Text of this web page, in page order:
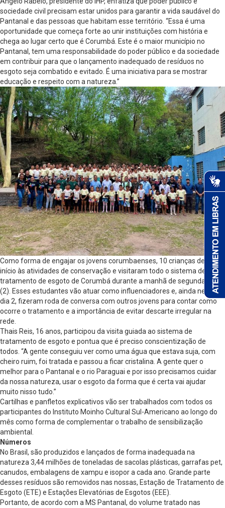
sociedade civil precisam estar unidos para garantir a vida saudável do
Pantanal e das pessoas que habitam esse território. “Essa é uma
oportunidade que começa forte ao unir instituições com história e
chega ao lugar certo que é Corumbá. Este é o maior município no
Pantanal, tem uma responsabilidade do poder público e da sociedade
em contribuir para que o lançamento inadequado de resíduos no
esgoto seja combatido e evitado. É uma iniciativa para se mostrar
educação e respeito com a natureza.”
Como forma de engajar os jovens corumbaenses, 10 crianças deram
início às atividades de conservação e visitaram todo o sistema de
tratamento de esgoto de Corumbá durante a manhã de segunda-feira
(2). Esses estudantes vão atuar como influenciadores e, ainda neste
dia 2, fizeram roda de conversa com outros jovens para contar como
ocorre o tratamento e a importância de evitar descarte irregular na
rede.
Thais Reis, 16 anos, participou da visita guiada ao sistema de
tratamento de esgoto e pontua que é preciso conscientização de
todos. “A gente conseguiu ver como uma água que estava suja, com
cheiro ruim, foi tratada e passou a ficar cristalina. A gente quer o
melhor para o Pantanal e o rio Paraguai e por isso precisamos cuidar
da nossa natureza, usar o esgoto da forma que é certa vai ajudar
muito nisso tudo.”
Cartilhas e panfletos explicativos vão ser trabalhados com todos os
participantes do Instituto Moinho Cultural Sul-Americano ao longo do
mês como forma de complementar o trabalho de sensibilização
ambiental.
Números
No Brasil, são produzidos e lançados de forma inadequada na
natureza 3,44 milhões de toneladas de sacolas plásticas, garrafas pet,
canudos, embalagens de xampu e isopor a cada ano. Grande parte
desses resíduos são removidos nas nossas, Estação de Tratamento de
Esgoto (ETE) e Estações Elevatórias de Esgotos (EEE).
Portanto, de acordo com a MS Pantanal, do volume tratado nas